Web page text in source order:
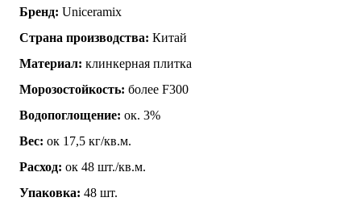
Бренд: Uniceramix
Страна производства: Китай
Материал: клинкерная плитка
Морозостойкость: более F300
Водопоглощение: ок. 3%
Вес: ок 17,5 кг/кв.м.
Расход: ок 48 шт./кв.м.
Упаковка: 48 шт.